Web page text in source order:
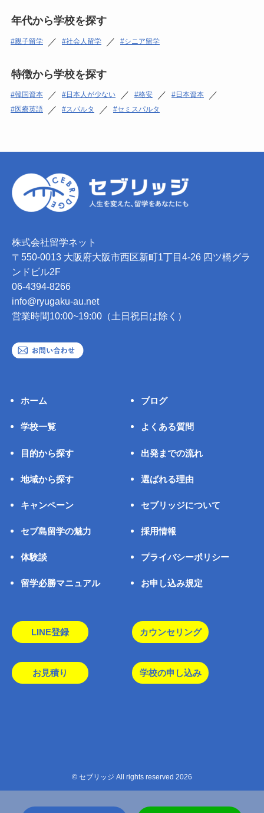
年代から学校を探す
親子留学 ／ 社会人留学 ／ シニア留学
特徴から学校を探す
韓国資本 ／ 日本人が少ない ／ 格安 ／ 日本資本 ／
医療英語 ／ スパルタ ／ セミスパルタ
株式会社留学ネット
〒550-0013 大阪府大阪市西区新町1丁目4-26 四ツ橋グラ
ンドビル2F
06-4394-8266
info@ryugaku-au.net
営業時間10:00~19:00（土日祝日は除く）
ホーム
学校一覧
目的から探す
地域から探す
キャンペーン
セブ島留学の魅力
体験談
留学必勝マニュアル
ブログ
よくある質問
出発までの流れ
選ばれる理由
セブリッジについて
採用情報
プライバシーポリシー
お申し込み規定
LINE登録 カウンセリング
お見積り 学校の申し込み
© セブリッジ All rights reserved 2026